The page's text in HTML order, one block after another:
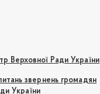
Верховної Ради України
звернень громадян
України